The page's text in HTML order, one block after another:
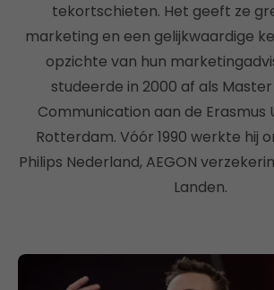
tekortschieten. Het geeft ze
marketing en een gelijkwaardige
opzichte van hun
studeerde in 2000 af als
Communication aan de Erasmus
Rotterdam. Vóór 1990 werkte hij
Philips Nederland, AEGON
Landen.